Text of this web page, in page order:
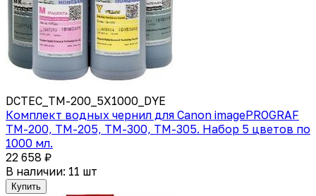
DCTEC_TM-200_5X1000_DYE
Комплект водных чернил для Canon imagePROGRAF
TM-200, TM-205, TM-300, TM-305. Набор 5 цветов по
1000 мл.
22 658 ₽
В наличии: 11 шт
Купить